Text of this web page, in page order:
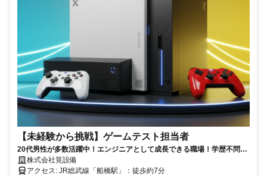
【未経験から挑戦】ゲームテスト担当者
20代男性が多数活躍中！エンジニアとして成長できる職場！学歴不問＆
働きやすさ◎
株式会社筧設備
アクセス: JR総武線「船橋駅」：徒歩約7分